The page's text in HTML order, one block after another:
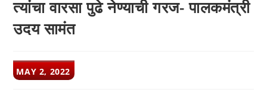
त्यांचा वारसा पुढे नेण्याची गरज- पालकमंत्री
उदय सामंत
POST
PUBLISHED:
MAY 2, 2022